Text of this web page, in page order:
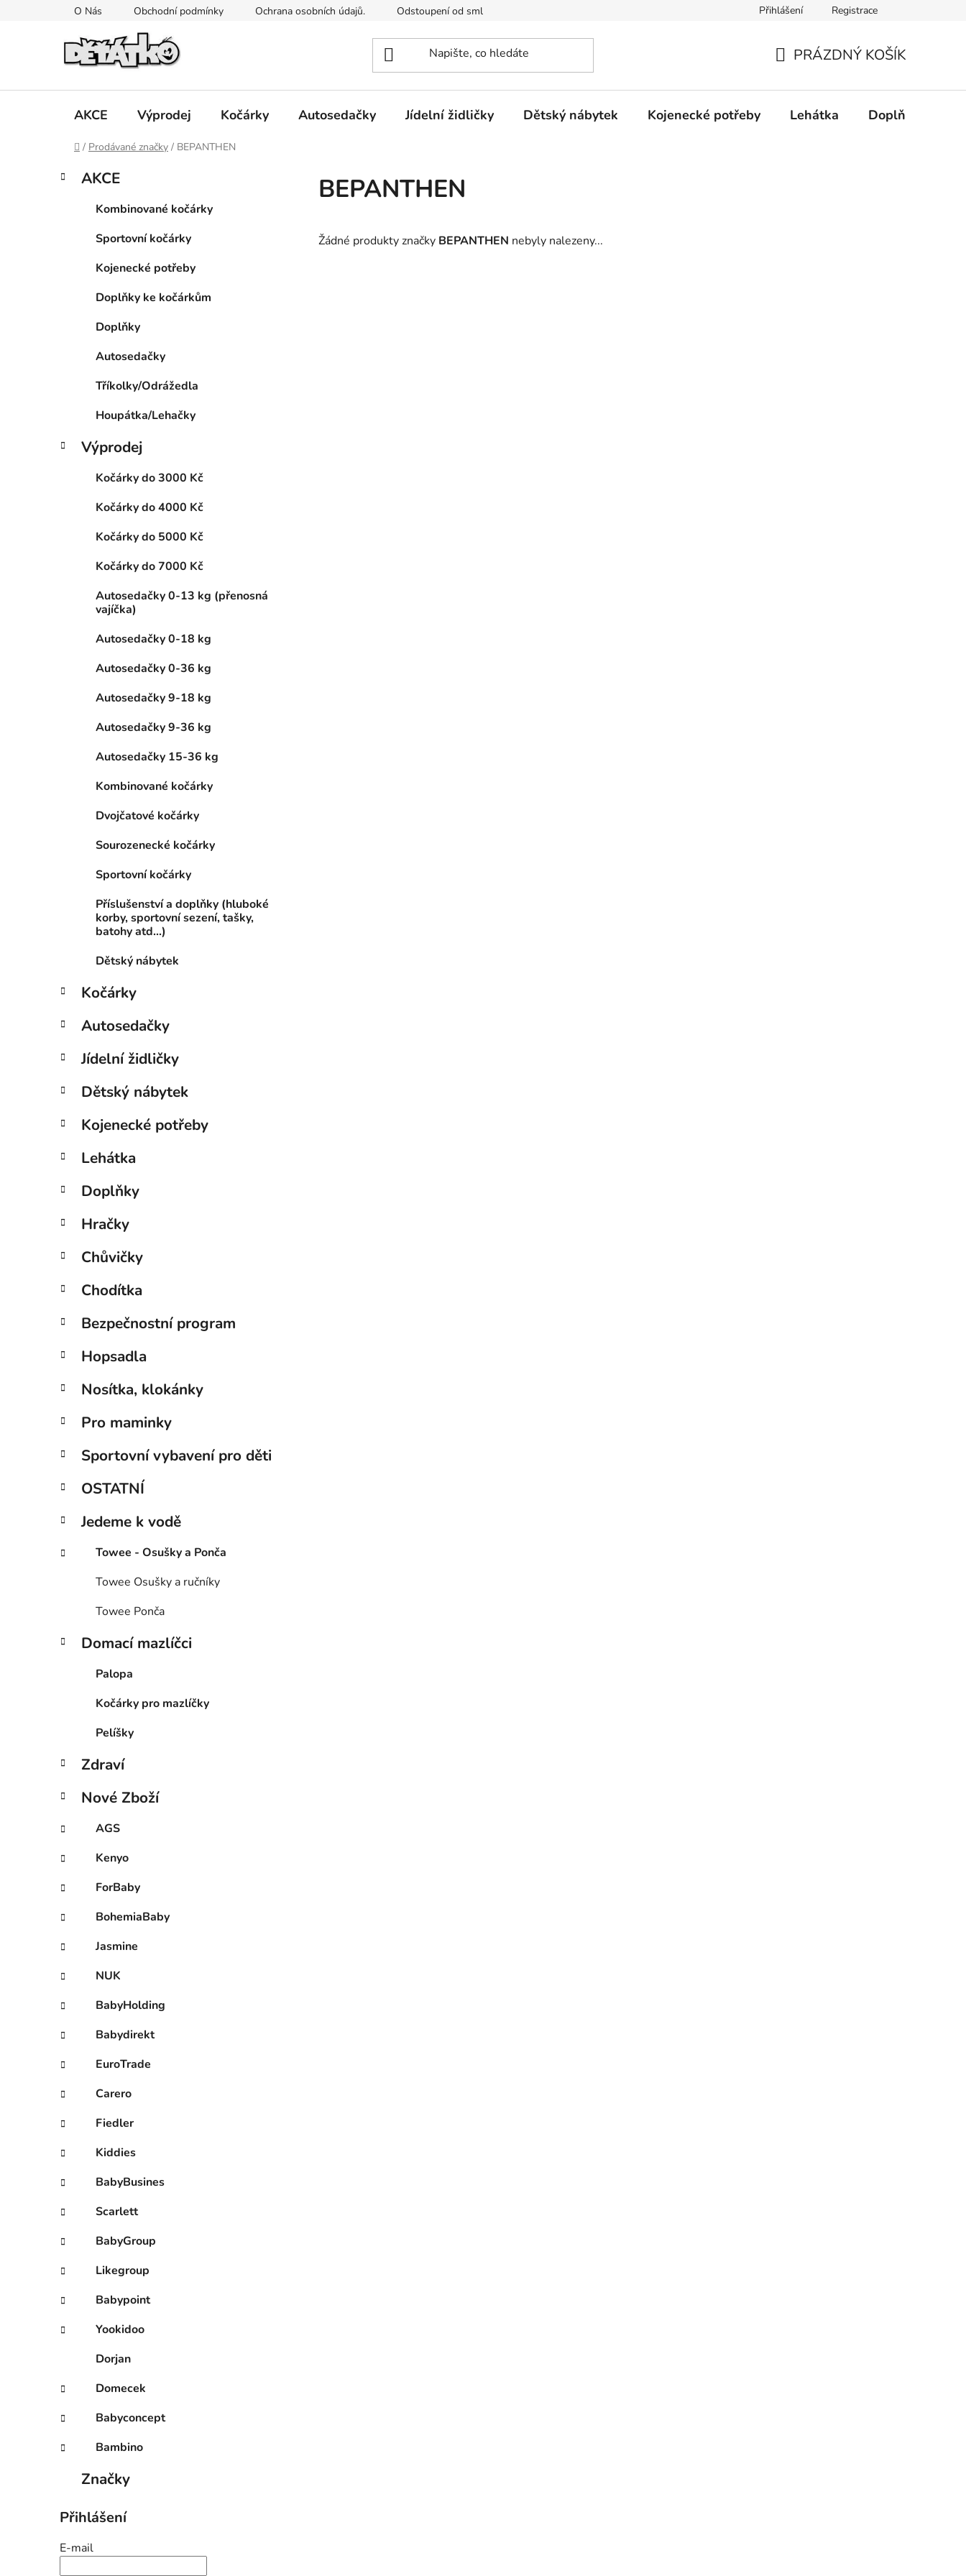
O Nás Obchodní podmínky Ochrana osobních údajů. Odstoupení od smlouvy Mimosoudní řešení spotřebitelských sporů. Prohlášení o použití cookies
Přihlášení Registrace
KOŠÍK
PRÁZDNÝ KOŠÍK
AKCE Výprodej Kočárky Autosedačky Jídelní židličky Dětský nábytek Kojenecké potřeby Lehátka Doplňky
Domů
/ Prodávané značky / BEPANTHEN
PPřeskočit
kategorie
K
a
AKCE
Kombinované kočárky
Sportovní kočárky
Kojenecké potřeby
Doplňky ke kočárkům
Doplňky
Autosedačky
Tříkolky/Odrážedla
Houpátka/Lehačky
Výprodej
Kočárky do 3000 Kč
Kočárky do 4000 Kč
Kočárky do 5000 Kč
Kočárky do 7000 Kč
Autosedačky 0-13 kg (přenosná
vajíčka)
Autosedačky 0-18 kg
Autosedačky 0-36 kg
Autosedačky 9-18 kg
Autosedačky 9-36 kg
Autosedačky 15-36 kg
Kombinované kočárky
Dvojčatové kočárky
Sourozenecké kočárky
Sportovní kočárky
Příslušenství a doplňky (hluboké
korby, sportovní sezení, tašky,
batohy atd...)
Dětský nábytek
Kočárky
Autosedačky
Jídelní židličky
Dětský nábytek
Kojenecké potřeby
Lehátka
Doplňky
Hračky
Chůvičky
Chodítka
Bezpečnostní program
Hopsadla
Nosítka, klokánky
Pro maminky
Sportovní vybavení pro děti
OSTATNÍ
Jedeme k vodě
Towee - Osušky a Ponča
Towee Osušky a ručníky
Towee Ponča
Domací mazlíčci
Palopa
Kočárky pro mazlíčky
Pelíšky
Zdraví
Nové Zboží
AGS
Kenyo
ForBaby
BohemiaBaby
Jasmine
NUK
BabyHolding
Babydirekt
EuroTrade
Carero
Fiedler
Kiddies
BabyBusines
Scarlett
BabyGroup
Likegroup
Babypoint
Yookidoo
Dorjan
Domecek
Babyconcept
Bambino
Značky
Přihlášení
E-mail
BEPANTHEN
Žádné produkty značky BEPANTHEN nebyly nalezeny...